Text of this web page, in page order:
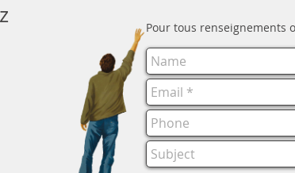
Pour tous renseignements